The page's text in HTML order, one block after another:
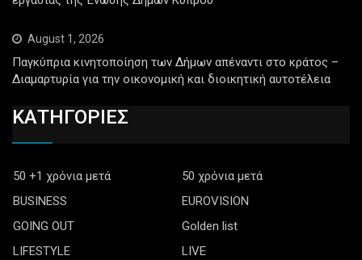
August 1, 2026
Παγκύπρια κινητοποίηση των Δήμων απέναντι στο κράτος –
Διαμαρτυρία για την οικονομική και διοικητική αυτοτέλεια
ΚΑΤΗΓΟΡΙΕΣ
50 +1 χρόνια μετά
50 χρόνια μετά
BUSINESS
EUROVISION
GOING OUT
Golden list
LIFESTYLE
LIVE